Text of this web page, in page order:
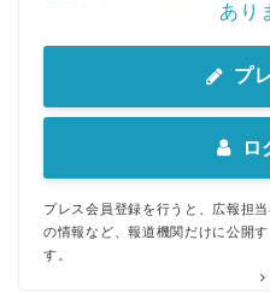
あり
プ
ロ
プレス会員登録を行うと、広報担
の情報など、報道機関だけに公開
す。